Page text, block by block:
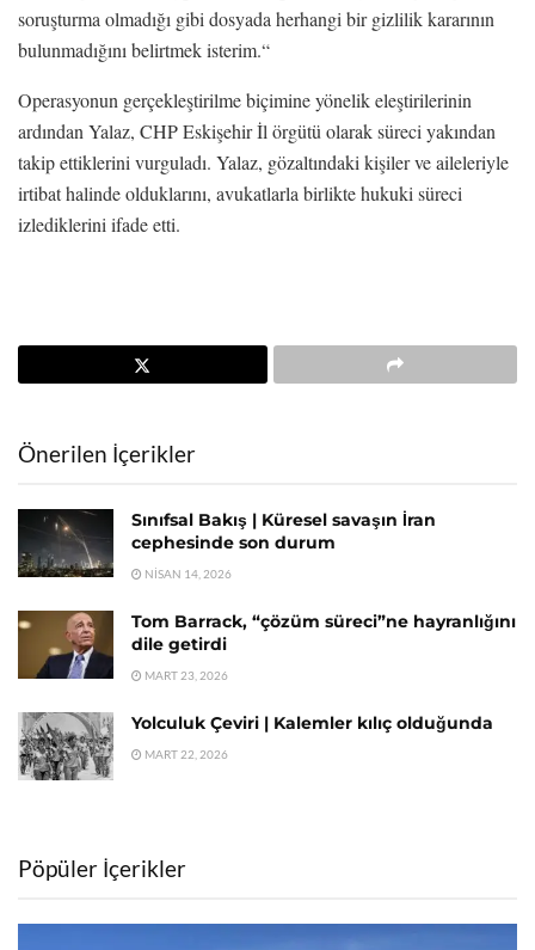
soruşturma olmadığı gibi dosyada herhangi bir gizlilik kararının
bulunmadığını belirtmek isterim.“
Operasyonun gerçekleştirilme biçimine yönelik eleştirilerinin
ardından Yalaz, CHP Eskişehir İl örgütü olarak süreci yakından
takip ettiklerini vurguladı. Yalaz, gözaltındaki kişiler ve aileleriyle
irtibat halinde olduklarını, avukatlarla birlikte hukuki süreci
izlediklerini ifade etti.
Önerilen İçerikler
Sınıfsal Bakış | Küresel savaşın İran
cephesinde son durum
NISAN 14, 2026
Tom Barrack, “çözüm süreci”ne hayranlığını
dile getirdi
MART 23, 2026
Yolculuk Çeviri | Kalemler kılıç olduğunda
MART 22, 2026
Pöpüler İçerikler